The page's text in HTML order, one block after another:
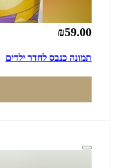
₪59.00
תמונה כנבס לחדר ילדים